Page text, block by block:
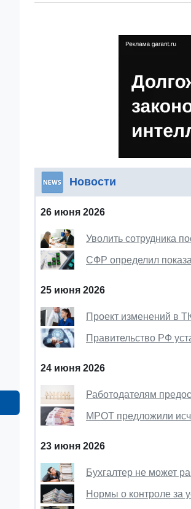
Новости
26 июня 2026
Уволить сотрудника
СФР определил
25 июня 2026
Проект изменений в
Правительство РФ
24 июня 2026
Работодателям
МРОТ предложили
23 июня 2026
Бухгалтер не может
Нормы о контроле за